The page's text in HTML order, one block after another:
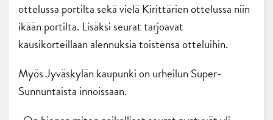
ottelussa portilta sekä vielä Kirittärien ottelussa niin
ikään portilta. Lisäksi seurat tarjoavat
kausikorteillaan alennuksia toistensa otteluihin.
Myös Jyväskylän kaupunki on urheilun Super-
Sunnuntaista innoissaan.